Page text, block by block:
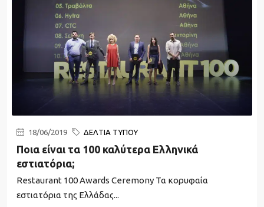
18/06/2019 ΔΕΛΤΙΑ ΤΥΠΟΥ
Ποια είναι τα 100 καλύτερα Ελληνικά
εστιατόρια;
Restaurant 100 Awards Ceremony Τα κορυφαία
εστιατόρια της Ελλάδας...